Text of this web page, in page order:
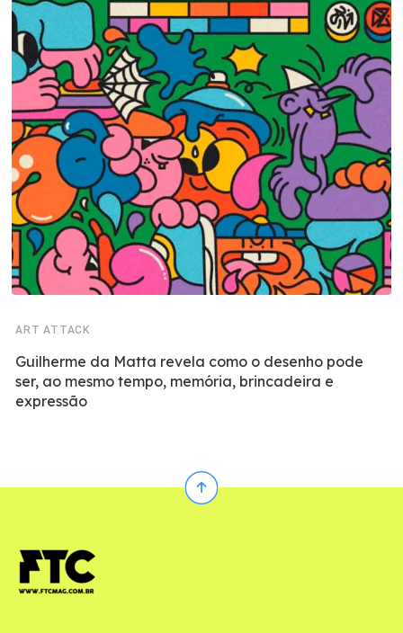
ART ATTACK
Guilherme da Matta revela como o desenho pode
ser, ao mesmo tempo, memória, brincadeira e
expressão